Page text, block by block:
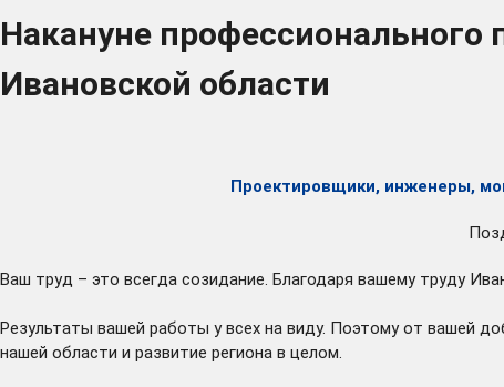
Накануне профессионального
Ивановской области
Проектировщики, инженеры,
Ваш труд – это всегда созидание. Благодаря вашему труду
Результаты вашей работы у всех на виду. Поэтому от вашей
нашей области и развитие региона в целом.